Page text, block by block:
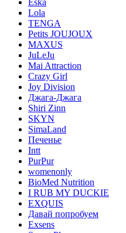
Ёska
Lola
TENGA
Petits JOUJOUX
MAXUS
JuLeJu
Mai Attraction
Crazy Girl
Joy Division
Джага-Джага
Shiri Zinn
SKYN
SimaLand
Печенье
Intt
PurPur
womenonly
BioMed Nutrition
I RUB MY DUCKIE
EXQUIS
Давай попробуем
Exsens